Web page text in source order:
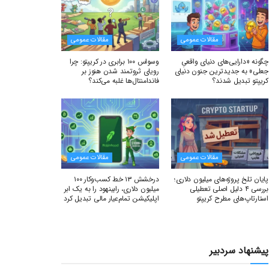
مقالات عمومی
چگونه «دارایی‌های دنیای واقعیِ
جعلی» به جدیدترین جنون دنیای
کریپتو تبدیل شدند؟
مقالات عمومی
وسواس ۱۰۰ برابری در کریپتو: چرا
رویای ثروتمند شدن هنوز بر
فاندامنتال‌ها غلبه می‌کند؟
مقالات عمومی
پایان تلخ پروژه‌های میلیون دلاری؛
بررسی ۴ دلیل اصلی تعطیلی
استارتاپ‌های مطرح کریپتو
مقالات عمومی
درخشش ۱۳ خط کسب‌وکار ۱۰۰
میلیون دلاری، رابینهود را به یک ابر
اپلیکیشن تمام‌عیار مالی تبدیل کرد
پیشنهاد سردبیر